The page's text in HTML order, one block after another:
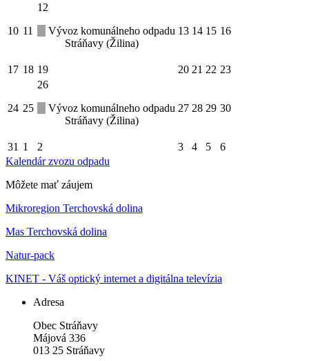
10 11
12
Vývoz komunálneho odpadu
Stráňavy (Žilina)
13 14 15 16
17 18 19 20 21 22 23
24 25
26
Vývoz komunálneho odpadu
Stráňavy (Žilina)
27 28 29 30
31 1 2 3 4 5
6
Kalendár zvozu odpadu
Môžete mať záujem
Mikroregion Terchovská dolina
Mas Terchovská dolina
Natur-pack
KINET - Váš optický internet a digitálna televízia
Adresa
Obec Stráňavy
Májová 336
013 25 Stráňavy